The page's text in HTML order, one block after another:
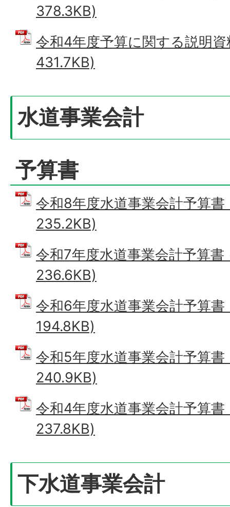
378.3KB)
令和4年度予算に関する説明
431.7KB)
水道事業会計
予算書
令和8年度水道事業会計予算
235.2KB)
令和7年度水道事業会計予算
236.6KB)
令和6年度水道事業会計予算
194.8KB)
令和5年度水道事業会計予算
240.9KB)
令和4年度水道事業会計予算
237.8KB)
下水道事業会計